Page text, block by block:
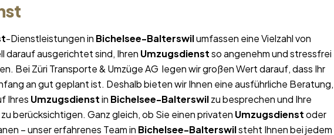
-Dienstleistungen in Bichelsee-Balterswilumfassen eine Vielzahl von
darauf ausgerichtet sind, Ihren Umzugsdienstso angenehm und stressfrei
Bei Züri Transporte & Umzüge AG legen wir großen Wert darauf, dass Ihr
an gut geplant ist. Deshalb bieten wir Ihnen eine ausführliche Beratung,
Ihres Umzugsdienstin Bichelsee-Balterswilzu besprechen und Ihre
berücksichtigen. Ganz gleich, ob Sie einen privaten Umzugsdienstoder
– unser erfahrenes Team in Bichelsee-Balterswilsteht Ihnen bei jedem